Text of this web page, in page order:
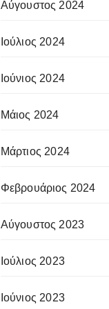
Αύγουστος 2024
Ιούλιος 2024
Ιούνιος 2024
Μάιος 2024
Μάρτιος 2024
Φεβρουάριος 2024
Αύγουστος 2023
Ιούλιος 2023
Ιούνιος 2023